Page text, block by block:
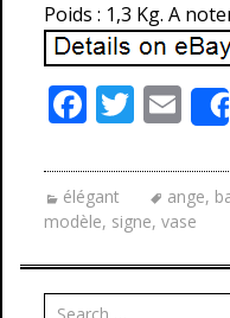
Poids : 1,3 Kg. A
F
e
b
o
o
T
itt
er
E
m
ai
l
élégant ange,
modèle, signe, vase